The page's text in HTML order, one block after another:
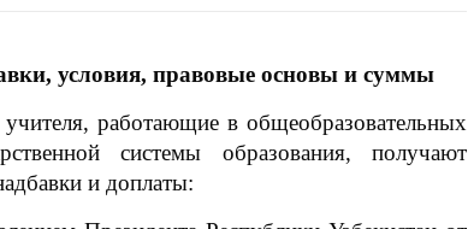
условия, правовые основы и суммы
учителя, работающие в общеобразовательных
системы образования, получают
и доплаты: